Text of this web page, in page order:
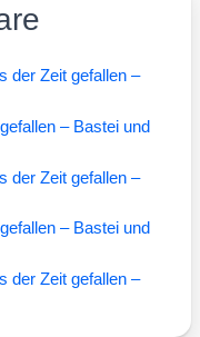
der Zeit gefallen –
– Bastei und
der Zeit gefallen –
– Bastei und
der Zeit gefallen –